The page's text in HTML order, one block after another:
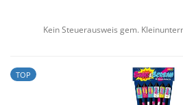
Kein Steuerausweis gem.
TOP